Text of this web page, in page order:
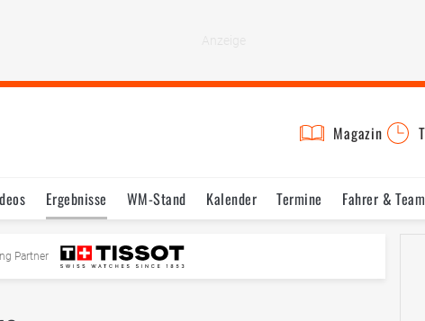
Magazin
Ergebnisse WM-Stand Kalender Termine Fahrer &
Partner